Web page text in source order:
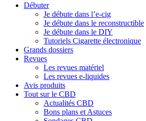
Débuter
Je débute dans l’e-cig
Je débute dans le reconstructible
Je débute dans le DIY
Tutoriels Cigarette électronique
Grands dossiers
Revues
Les revues matériel
Les revues e-liquides
Avis produits
Tout sur le CBD
Actualités CBD
Bons plans et Astuces